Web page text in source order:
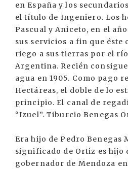
en España y los
el título de Ingeniero. Los
Pascual y Aniceto, en el
sus servicios a fin que éste
riego a sus tierras por el
Argentina. Recién
agua en 1905. Como pago
Hectáreas, el doble de lo
principio. El canal de
“Izuel”. Tiburcio Benegas
Era hijo de Pedro Benegas
significado de Ortiz es hijo
gobernador de Mendoza